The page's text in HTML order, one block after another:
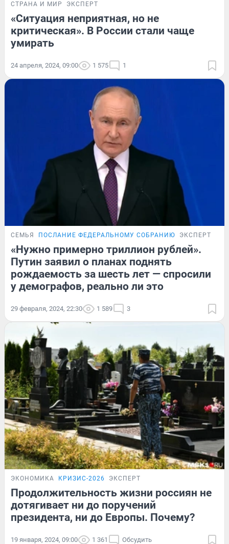
СТРАНА И МИР ЭКСПЕРТ
«Ситуация неприятная, но не
критическая». В России стали чаще
умирать
24 апреля, 2024, 09:00 1 575 1
СЕМЬЯ ПОСЛАНИЕ ФЕДЕРАЛЬНОМУ СОБРАНИЮ ЭКСПЕРТ
«Нужно примерно триллион рублей».
Путин заявил о планах поднять
рождаемость за шесть лет — спросили
у демографов, реально ли это
29 февраля, 2024, 22:30 1 589 3
ЭКОНОМИКА КРИЗИС-2026 ЭКСПЕРТ
Продолжительность жизни россиян не
дотягивает ни до поручений
президента, ни до Европы. Почему?
19 января, 2024, 09:00 1 361 Обсудить